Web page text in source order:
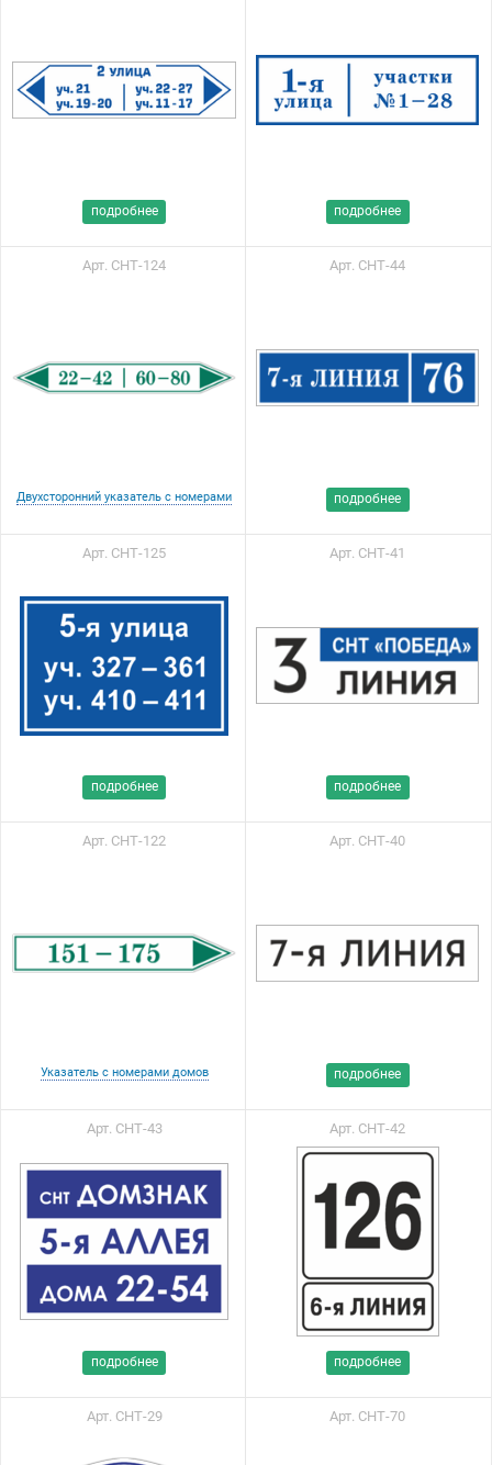
подробнее подробнее
Арт. СНТ-124
Двухсторонний указатель с номерами
Арт. СНТ-44
подробнее
Арт. СНТ-125
подробнее
Арт. СНТ-41
подробнее
Арт. СНТ-122
Указатель с номерами домов
Арт. СНТ-40
подробнее
Арт. СНТ-43
подробнее
Арт. СНТ-42
подробнее
Арт. СНТ-29 Арт. СНТ-70